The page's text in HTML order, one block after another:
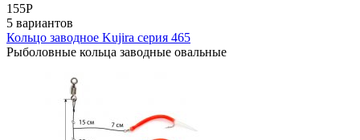
155Р
5 вариантов
Кольцо заводное Kujira серия 465
Рыболовные кольца заводные овальные